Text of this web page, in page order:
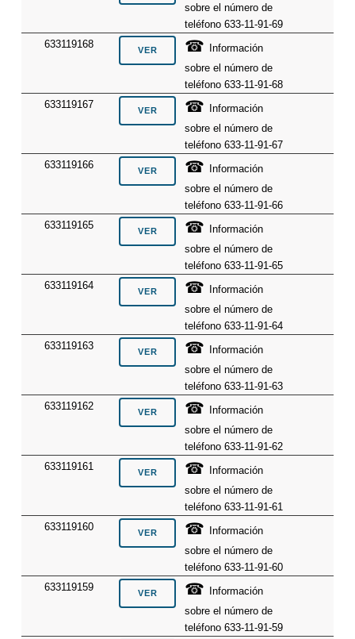
sobre el número de
teléfono 633-11-91-69
633119168
☎ Información
sobre el número de
teléfono 633-11-91-68
633119167
☎ Información
sobre el número de
teléfono 633-11-91-67
633119166
☎ Información
sobre el número de
teléfono 633-11-91-66
633119165
☎ Información
sobre el número de
teléfono 633-11-91-65
633119164
☎ Información
sobre el número de
teléfono 633-11-91-64
633119163
☎ Información
sobre el número de
teléfono 633-11-91-63
633119162
☎ Información
sobre el número de
teléfono 633-11-91-62
633119161
☎ Información
sobre el número de
teléfono 633-11-91-61
633119160
☎ Información
sobre el número de
teléfono 633-11-91-60
633119159
☎ Información
sobre el número de
teléfono 633-11-91-59